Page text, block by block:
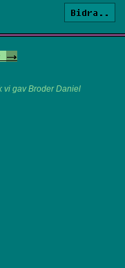
Bidra..
->
vi gav Broder Daniel